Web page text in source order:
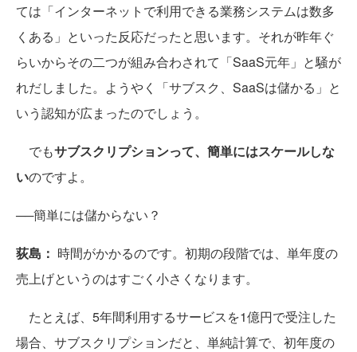
ては「インターネットで利用できる業務システムは数多
くある」といった反応だったと思います。それが昨年ぐ
らいからその二つが組み合わされて「SaaS元年」と騒が
れだしました。ようやく「サブスク、SaaSは儲かる」と
いう認知が広まったのでしょう。
でもサブスクリプションって、簡単にはスケールしな
いのですよ。
──簡単には儲からない？
荻島： 時間がかかるのです。初期の段階では、単年度の
売上げというのはすごく小さくなります。
たとえば、5年間利用するサービスを1億円で受注した
場合、サブスクリプションだと、単純計算で、初年度の